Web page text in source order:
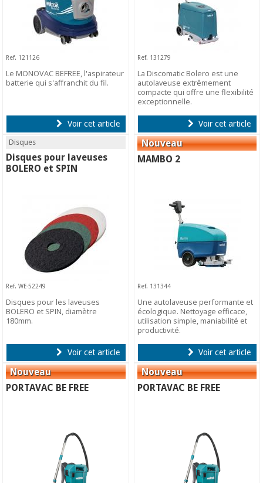
Ref. 121126
Le MONOVAC BEFREE, l'aspirateur
batterie qui s'affranchit du fil.
Voir cet article
Ref. 131279
La Discomatic Bolero est une
autolaveuse extrêmement
compacte qui offre une flexibilité
exceptionnelle.
Voir cet article
Disques
Disques pour laveuses
BOLERO et SPIN
Ref. WE-52249
Disques pour les laveuses
BOLERO et SPIN, diamètre
180mm.
Voir cet article
MAMBO 2
Ref. 131344
Une autolaveuse performante et
écologique. Nettoyage efficace,
utilisation simple, maniabilité et
productivité.
Voir cet article
PORTAVAC BE FREE PORTAVAC BE FREE